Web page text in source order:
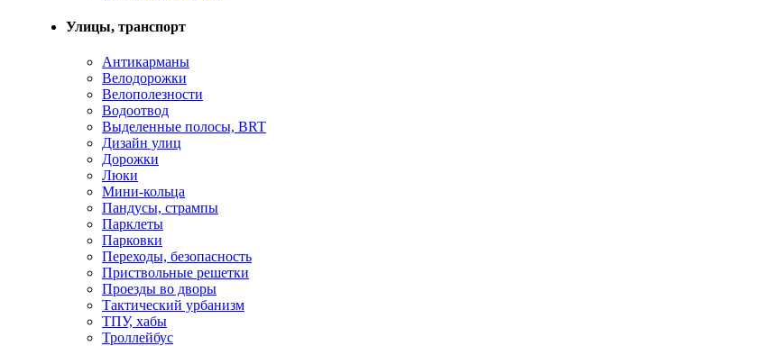
Улицы, транспорт
Антикарманы
Велодорожки
Велополезности
Водоотвод
Выделенные полосы, BRT
Дизайн улиц
Дорожки
Люки
Мини-кольца
Пандусы, стрампы
Парклеты
Парковки
Переходы, безопасность
Приствольные решетки
Проезды во дворы
Тактический урбанизм
ТПУ, хабы
Троллейбус